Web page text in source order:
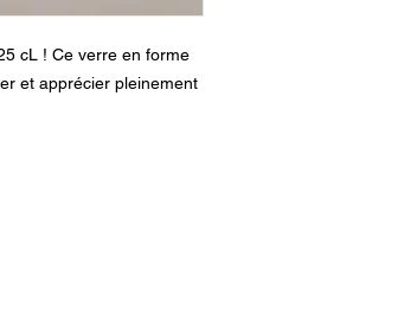
cL ! Ce verre en forme
et apprécier pleinement